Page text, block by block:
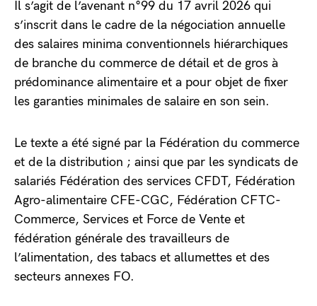
Il s’agit de l’avenant n°99 du 17 avril 2026 qui
s’inscrit dans le cadre de la négociation annuelle
des salaires minima conventionnels hiérarchiques
de branche du commerce de détail et de gros à
prédominance alimentaire et a pour objet de fixer
les garanties minimales de salaire en son sein.
Le texte a été signé par la Fédération du commerce
et de la distribution ; ainsi que par les syndicats de
salariés Fédération des services CFDT, Fédération
Agro-alimentaire CFE-CGC, Fédération CFTC-
Commerce, Services et Force de Vente et
fédération générale des travailleurs de
l’alimentation, des tabacs et allumettes et des
secteurs annexes FO.